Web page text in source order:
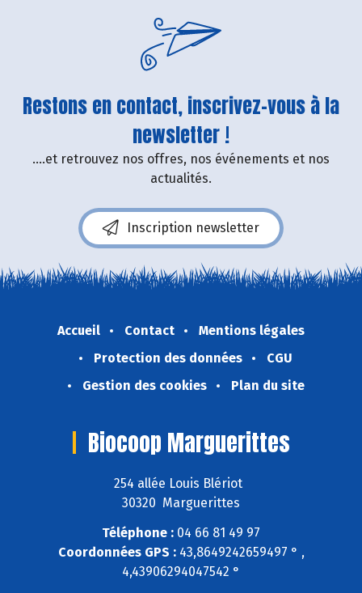
Restons en contact, inscrivez-vous à la
newsletter !
....et retrouvez nos offres, nos événements et nos
actualités.
Inscription newsletter
Accueil Contact
Mentions légales
Protection des données
CGU
Gestion des cookies
Plan du site
Biocoop Marguerittes
254 allée Louis Blériot
30320 Marguerittes
Téléphone : 04 66 81 49 97
Coordonnées GPS :43,8649242659497 ° ,
4,43906294047542 °